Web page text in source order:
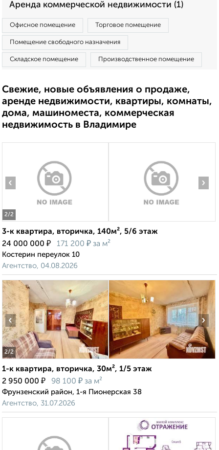
Аренда коммерческой недвижимости (1)
Офисное помещение Торговое помещение
Помещение свободного назначения
Складское помещение Производственное помещение
Свежие, новые объявления о продаже,
аренде недвижимости, квартиры, комнаты,
дома, машиноместа, коммерческая
недвижимость в Владимире
2/2
‹ ›
3-к квартира, вторичка, 140м², 5/6 этаж
24 000 000 ₽ 171 200 ₽ за м²
Костерин переулок 10
Агентство, 04.08.2026
2/2
‹ ›
1-к квартира, вторичка, 30м², 1/5 этаж
2 950 000 ₽ 98 100 ₽ за м²
Фрунзенский район, 1-я Пионерская 38
Агентство, 31.07.2026